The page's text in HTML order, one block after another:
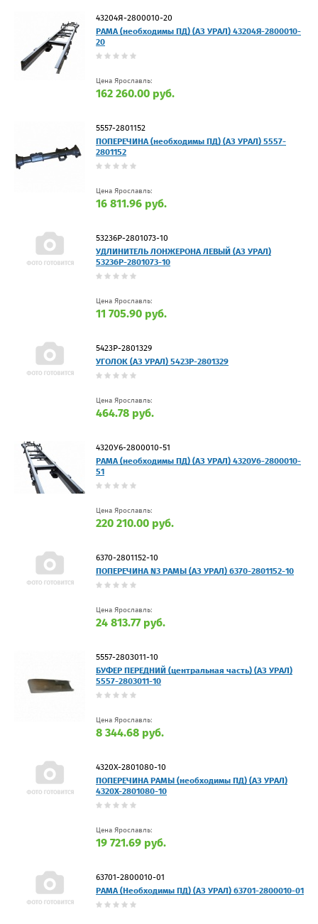
43204Я-2800010-20
РАМА (необходимы ПД) (АЗ УРАЛ) 43204Я-2800010-
20
Цена Ярославль:
162 260.00 руб.
5557-2801152
ПОПЕРЕЧИНА (необходимы ПД) (АЗ УРАЛ) 5557-
2801152
Цена Ярославль:
16 811.96 руб.
53236Р-2801073-10
УДЛИНИТЕЛЬ ЛОНЖЕРОНА ЛЕВЫЙ (АЗ УРАЛ)
53236Р-2801073-10
Цена Ярославль:
11 705.90 руб.
5423Р-2801329
УГОЛОК (АЗ УРАЛ) 5423Р-2801329
Цена Ярославль:
464.78 руб.
4320У6-2800010-51
РАМА (необходимы ПД) (АЗ УРАЛ) 4320У6-2800010-
51
Цена Ярославль:
220 210.00 руб.
6370-2801152-10
ПОПЕРЕЧИНА N3 РАМЫ (АЗ УРАЛ) 6370-2801152-10
Цена Ярославль:
24 813.77 руб.
5557-2803011-10
БУФЕР ПЕРЕДНИЙ (центральная часть) (АЗ УРАЛ)
5557-2803011-10
Цена Ярославль:
8 344.68 руб.
4320Х-2801080-10
ПОПЕРЕЧИНА РАМЫ (необходимы ПД) (АЗ УРАЛ)
4320Х-2801080-10
Цена Ярославль:
19 721.69 руб.
63701-2800010-01
РАМА (Необходимы ПД) (АЗ УРАЛ) 63701-2800010-01